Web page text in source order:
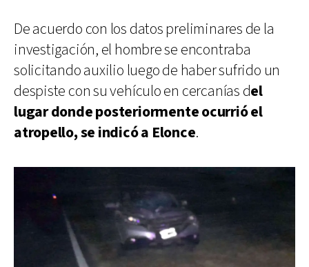
De acuerdo con los datos preliminares de la
investigación, el hombre se encontraba
solicitando auxilio luego de haber sufrido un
despiste con su vehículo en cercanías del
lugar donde posteriormente ocurrió el
atropello, se indicó a Elonce.